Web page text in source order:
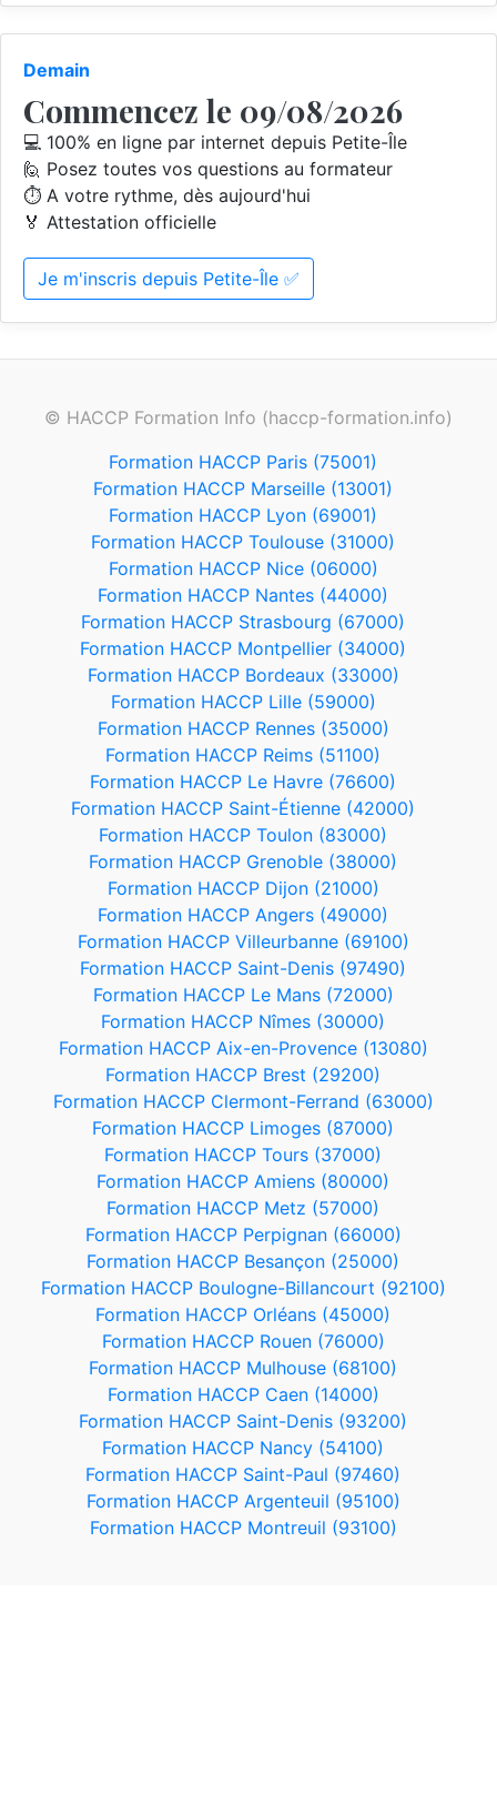
Demain
Commencez le 09/08/2026
💻 100% en ligne par internet depuis Petite-Île
🙋 Posez toutes vos questions au formateur
⏱️ A votre rythme, dès aujourd'hui
🏅 Attestation officielle
Je m'inscris depuis Petite-Île ✅
© HACCP Formation Info (haccp-formation.info)
Formation HACCP Paris (75001)
Formation HACCP Marseille (13001)
Formation HACCP Lyon (69001)
Formation HACCP Toulouse (31000)
Formation HACCP Nice (06000)
Formation HACCP Nantes (44000)
Formation HACCP Strasbourg (67000)
Formation HACCP Montpellier (34000)
Formation HACCP Bordeaux (33000)
Formation HACCP Lille (59000)
Formation HACCP Rennes (35000)
Formation HACCP Reims (51100)
Formation HACCP Le Havre (76600)
Formation HACCP Saint-Étienne (42000)
Formation HACCP Toulon (83000)
Formation HACCP Grenoble (38000)
Formation HACCP Dijon (21000)
Formation HACCP Angers (49000)
Formation HACCP Villeurbanne (69100)
Formation HACCP Saint-Denis (97490)
Formation HACCP Le Mans (72000)
Formation HACCP Nîmes (30000)
Formation HACCP Aix-en-Provence (13080)
Formation HACCP Brest (29200)
Formation HACCP Clermont-Ferrand (63000)
Formation HACCP Limoges (87000)
Formation HACCP Tours (37000)
Formation HACCP Amiens (80000)
Formation HACCP Metz (57000)
Formation HACCP Perpignan (66000)
Formation HACCP Besançon (25000)
Formation HACCP Boulogne-Billancourt (92100)
Formation HACCP Orléans (45000)
Formation HACCP Rouen (76000)
Formation HACCP Mulhouse (68100)
Formation HACCP Caen (14000)
Formation HACCP Saint-Denis (93200)
Formation HACCP Nancy (54100)
Formation HACCP Saint-Paul (97460)
Formation HACCP Argenteuil (95100)
Formation HACCP Montreuil (93100)